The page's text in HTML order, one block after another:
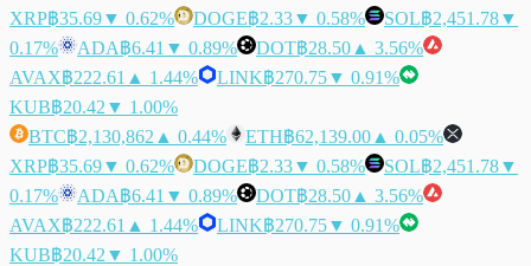
XRP฿35.69▼ 0.62% DOGE฿2.33▼ 0.58% SOL฿2,451.78▼
0.17%
ADA฿6.41 ▼ 0.89% DOT฿28.50 ▲ 3.56%
AVAX฿222.61 ▲ 1.44% LINK฿270.75▼ 0.91%
KUB฿20.42 ▼ 1.00%
BTC฿2,130,862 ▲ 0.44% ETH฿62,139.00 ▲ 0.05%
XRP฿35.69▼ 0.62% DOGE฿2.33▼ 0.58% SOL฿2,451.78▼
0.17%
ADA฿6.41 ▼ 0.89% DOT฿28.50 ▲ 3.56%
AVAX฿222.61 ▲ 1.44% LINK฿270.75▼ 0.91%
KUB฿20.42 ▼ 1.00%